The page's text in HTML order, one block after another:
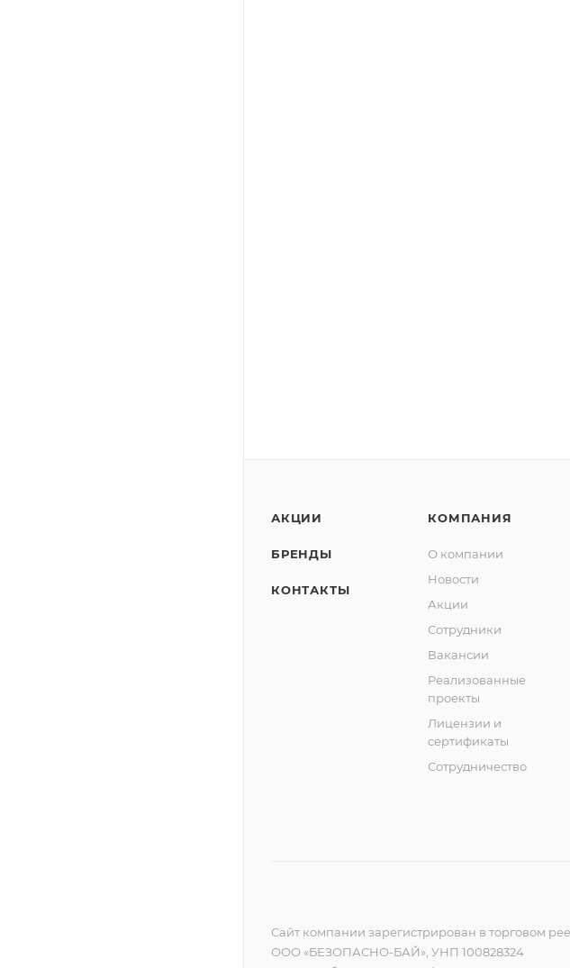
АКЦИИ
БРЕНДЫ
КОНТАКТЫ
КОМПАНИЯ
О компании
Новости
Акции
Сотрудники
Вакансии
Реализованные
проекты
Лицензии и
сертификаты
Сотрудничество
Сайт компании зарегистрирован в торговом
ООО «БЕЗОПАСНО-БАЙ», УНП 100828324